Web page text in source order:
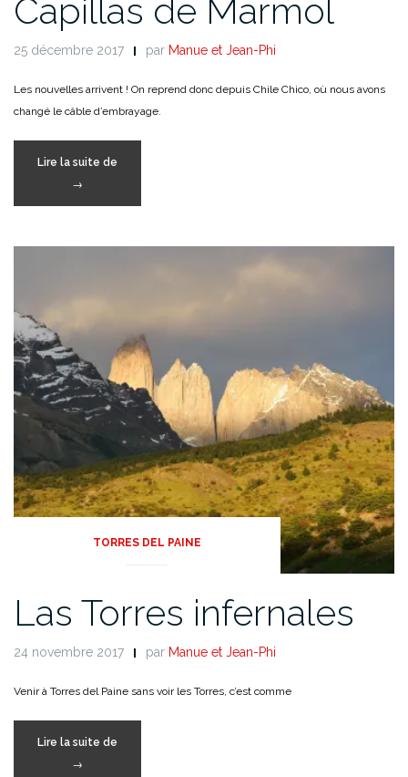
Capillas de Marmol
25 décembre 2017 par Manue et Jean-Phi
Les nouvelles arrivent ! On reprend donc depuis Chile Chico, où nous avons
changé le câble d’embrayage.
Lire la suite de
Marmol »
→
TORRES DEL PAINE
Las Torres infernales
24 novembre 2017 par Manue et Jean-Phi
Venir à Torres del Paine sans voir les Torres, c’est comme
Lire la suite de
→